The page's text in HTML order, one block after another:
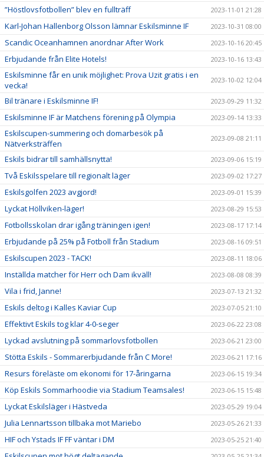
”Höstlovsfotbollen” blev en fullträff 2023-11-01 21:28
Karl-Johan Hallenborg Olsson lämnar Eskilsminne IF 2023-10-31 08:00
Scandic Oceanhamnen anordnar After Work 2023-10-16 20:45
Erbjudande från Elite Hotels! 2023-10-16 13:43
Eskilsminne får en unik möjlighet: Prova Uzit gratis i en
vecka!
2023-10-02 12:04
Bil tränare i Eskilsminne IF! 2023-09-29 11:32
Eskilsminne IF är Matchens förening på Olympia 2023-09-14 13:33
Eskilscupen-summering och domarbesök på
Nätverksträffen
2023-09-08 21:11
Eskils bidrar till samhällsnytta! 2023-09-06 15:19
Två Eskilsspelare till regionalt läger 2023-09-02 17:27
Eskilsgolfen 2023 avgjord! 2023-09-01 15:39
Lyckat Höllviken-läger! 2023-08-29 15:53
Fotbollsskolan drar igång träningen igen! 2023-08-17 17:14
Erbjudande på 25% på Fotboll från Stadium 2023-08-16 09:51
Eskilscupen 2023 - TACK! 2023-08-11 18:06
Inställda matcher för Herr och Dam ikväll! 2023-08-08 08:39
Vila i frid, Janne! 2023-07-13 21:32
Eskils deltog i Kalles Kaviar Cup 2023-07-05 21:10
Effektivt Eskils tog klar 4-0-seger 2023-06-22 23:08
Lyckad avslutning på sommarlovsfotbollen 2023-06-21 23:00
Stötta Eskils - Sommarerbjudande från C More! 2023-06-21 17:16
Resurs föreläste om ekonomi för 17-åringarna 2023-06-15 19:34
Köp Eskils Sommarhoodie via Stadium Teamsales! 2023-06-15 15:48
Lyckat Eskilsläger i Hästveda 2023-05-29 19:04
Julia Lennartsson tillbaka mot Mariebo 2023-05-26 21:33
HIF och Ystads IF FF väntar i DM 2023-05-25 21:40